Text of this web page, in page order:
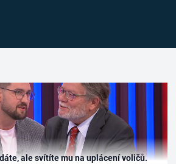
ale svítíte mu na uplácení voličů.